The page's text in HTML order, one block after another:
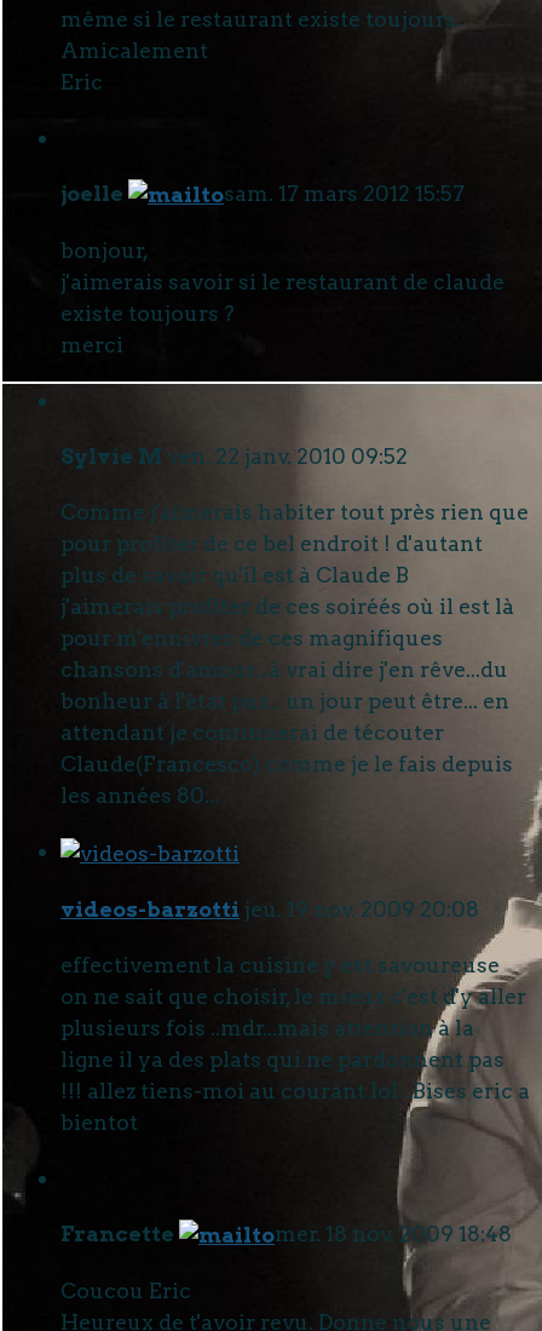
même si le restaurant existe toujours.
Amicalement
Eric
joelle sam. 17 mars 2012 15:57
bonjour,
j'aimerais savoir si le restaurant de claude
existe toujours ?
merci
Sylvie M ven. 22 janv. 2010 09:52
Comme j'aimerais habiter tout près rien que
pour profiter de ce bel endroit ! d'autant
plus de savoir qu'il est à Claude B
j'aimerais profiter de ces soiréés où il est là
pour m'ennivrer de ces magnifiques
chansons d'amour...à vrai dire j'en rêve...du
bonheur à l'état pur... un jour peut être... en
attendant je continuerai de técouter
Claude(Francesco) comme je le fais depuis
les années 80...
videos-barzotti jeu. 19 nov. 2009 20:08
effectivement la cuisine y est savoureuse
on ne sait que choisir, le mieux c'est d'y aller
plusieurs fois ..mdr...mais attention à la
ligne il ya des plats qui ne pardonnent pas
!!! allez tiens-moi au courant lol ..Bises eric a
bientot
Francette mer. 18 nov. 2009 18:48
Coucou Eric
Heureux de t'avoir revu. Donne nous une